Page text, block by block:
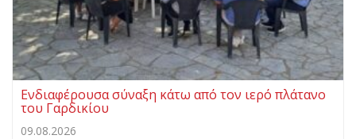
Ενδιαφέρουσα σύναξη κάτω από τον ιερό πλάτανο
του Γαρδικίου
09.08.2026